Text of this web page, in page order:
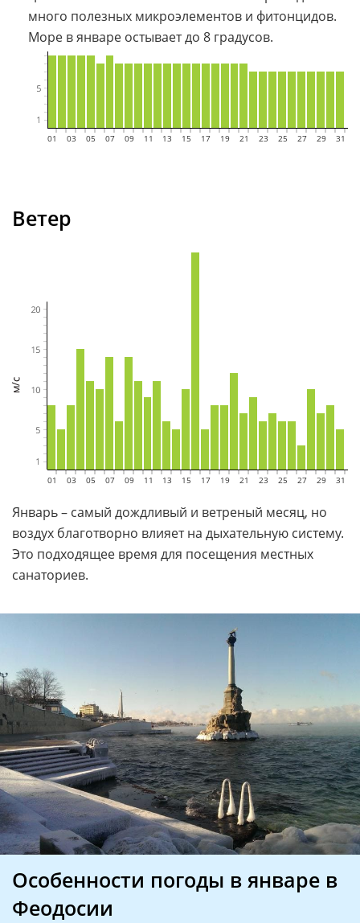
много полезных микроэлементов и фитонцидов.
Море в январе остывает до 8 градусов.
01 03 05 0708 0910 11 13 15 17 19 2021 2223 25 2728 2930 31
Ветер
01 03 05 0708 0910 11 13 15 17 19 2021 2223 25 2728 2930 31
Январь – самый дождливый и ветреный месяц, но
воздух благотворно влияет на дыхательную систему.
Это подходящее время для посещения местных
санаториев.
Особенности погоды в январе в
Феодосии